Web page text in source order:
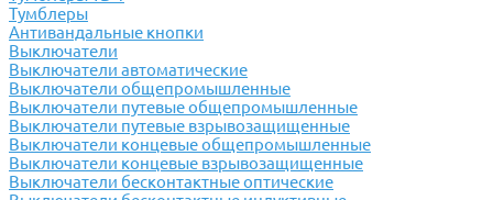
Тумблеры
Антивандальные кнопки
Выключатели
Выключатели автоматические
Выключатели общепромышленные
Выключатели путевые общепромышленные
Выключатели путевые взрывозащищенные
Выключатели концевые общепромышленные
Выключатели концевые взрывозащищенные
Выключатели бесконтактные оптические